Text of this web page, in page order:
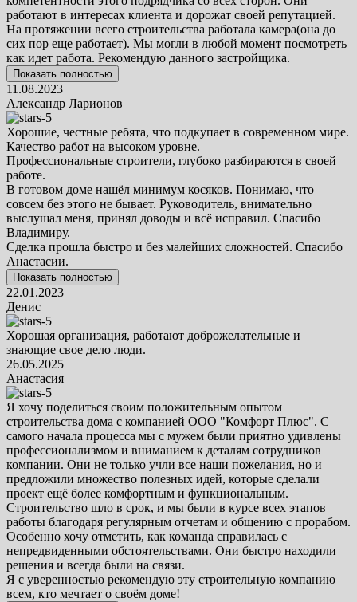
работают в интересах клиента и дорожат своей репутацией.
На протяжении всего строительства работала камера(она до
сих пор еще работает). Мы могли в любой момент посмотреть
как идет работа. Рекомендую данного застройщика.
Показать полностью
11.08.2023
Александр Ларионов
Хорошие, честные ребята, что подкупает в современном мире.
Качество работ на высоком уровне.
Профессиональные строители, глубоко разбираются в своей
работе.
В готовом доме нашёл минимум косяков. Понимаю, что
совсем без этого не бывает. Руководитель, внимательно
выслушал меня, принял доводы и всё исправил. Спасибо
Владимиру.
Сделка прошла быстро и без малейших сложностей. Спасибо
Анастасии.
Показать полностью
22.01.2023
Денис
Хорошая организация, работают доброжелательные и
знающие свое дело люди.
26.05.2025
Анастасия
Я хочу поделиться своим положительным опытом
строительства дома с компанией ООО "Комфорт Плюс". С
самого начала процесса мы с мужем были приятно удивлены
профессионализмом и вниманием к деталям сотрудников
компании. Они не только учли все наши пожелания, но и
предложили множество полезных идей, которые сделали
проект ещё более комфортным и функциональным.
Строительство шло в срок, и мы были в курсе всех этапов
работы благодаря регулярным отчетам и общению с прорабом.
Особенно хочу отметить, как команда справилась с
непредвиденными обстоятельствами. Они быстро находили
решения и всегда были на связи.
Я с уверенностью рекомендую эту строительную компанию
всем, кто мечтает о своём доме!